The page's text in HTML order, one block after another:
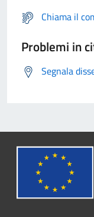
Chiama il
Problemi in
Segnala